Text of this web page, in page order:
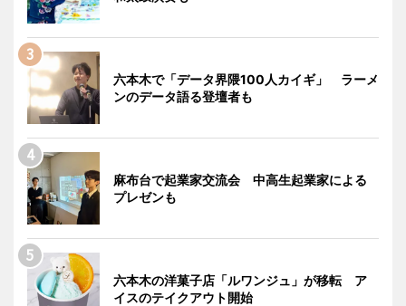
六本木で「データ界隈100人カイギ」 ラーメ
ンのデータ語る登壇者も
麻布台で起業家交流会 中高生起業家による
プレゼンも
六本木の洋菓子店「ルワンジュ」が移転 ア
イスのテイクアウト開始